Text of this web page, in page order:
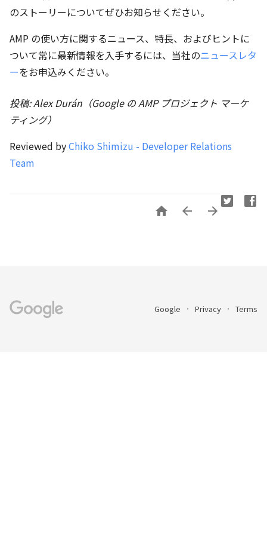
のストーリーについてぜひお知らせください。
AMP の使い方に関するニュース、特長、およびヒントに
ついて常に最新情報を入手するには、当社のニュースレタ
ーをお申込みください。
投稿: Alex Durán（Google の AMP プロジェクト マーケ
ティング）
Reviewed byChiko Shimizu - Developer Relations
Team
  
Google Privacy Terms